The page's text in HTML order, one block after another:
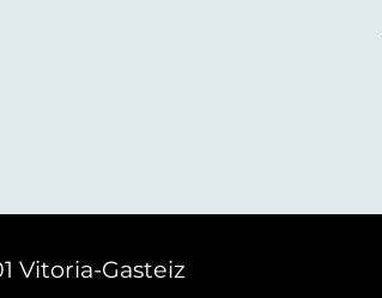
Vitoria-Gasteiz